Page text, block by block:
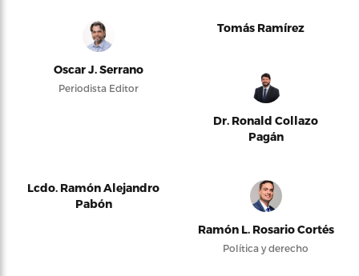
Oscar J. Serrano
Periodista Editor
Tomás Ramírez
Dr. Ronald Collazo
Pagán
Lcdo. Ramón Alejandro
Pabón
Ramón L. Rosario Cortés
Política y derecho